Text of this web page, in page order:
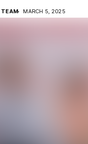
TEAM MARCH 5, 2025